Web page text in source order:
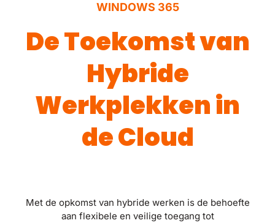
WINDOWS 365
De Toekomst van
Hybride
Werkplekken in
de Cloud
Met de opkomst van hybride werken is de behoefte
aan flexibele en veilige toegang tot